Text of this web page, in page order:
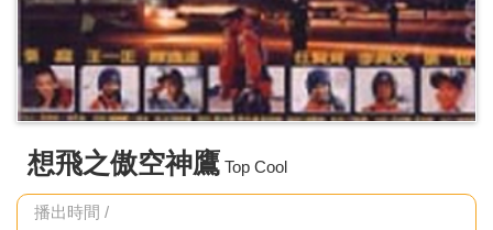
想飛之傲空神鷹 Top Cool
播出時間 /